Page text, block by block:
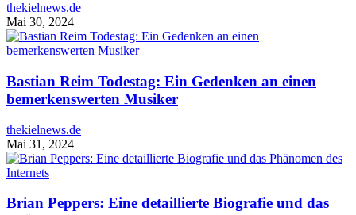
thekielnews.de
Mai 30, 2024
Bastian Reim Todestag: Ein Gedenken an einen
bemerkenswerten Musiker
thekielnews.de
Mai 31, 2024
Brian Peppers: Eine detaillierte Biografie und das